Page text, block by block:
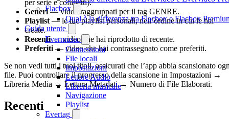
Flacbox
Qual è la differenza tra Flacbox e Flacbox
Guida utente
Evermusic
Connessioni
File locali
Impostazioni
Lettore Audio
Libreria musicale
Navigazione
Playlist
Evertag
per serie e cofanetti).
Generi— video raggruppati per il tag GENRE.
Playlist — le tue playlist personali, nell’ordine in cui le hai
create.
Recenti— video che hai riprodotto di recente.
Preferiti — video che hai contrassegnato come preferiti.
Se non vedi tutti i tuoi titoli, assicurati che l’app abbia scansionato
file. Puoi controllare il progresso della scansione in Impostazioni →
Libreria Media → Lettura Metadati → Numero di File Elaborati.
Recenti